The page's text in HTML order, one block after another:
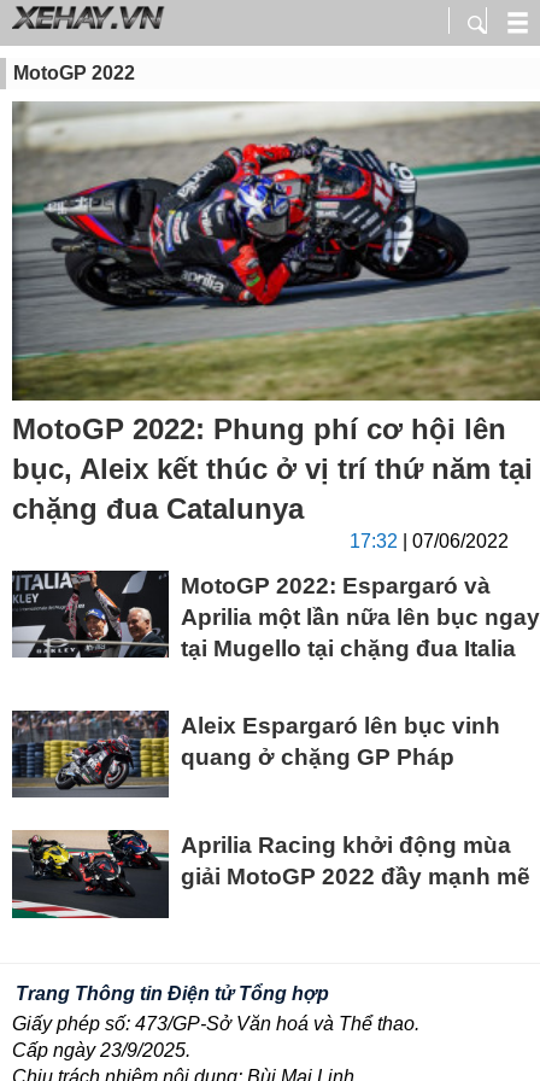
MotoGP 2022
MotoGP 2022: Phung phí cơ hội lên
bục, Aleix kết thúc ở vị trí thứ năm tại
chặng đua Catalunya
17:32 | 07/06/2022
MotoGP 2022: Espargaró và
Aprilia một lần nữa lên bục ngay
tại Mugello tại chặng đua Italia
Aleix Espargaró lên bục vinh
quang ở chặng GP Pháp
Aprilia Racing khởi động mùa
giải MotoGP 2022 đầy mạnh mẽ
Trang Thông tin Điện tử Tổng hợp
Giấy phép số: 473/GP-Sở Văn hoá và Thể thao.
Cấp ngày 23/9/2025.
Chịu trách nhiệm nội dung: Bùi Mai Linh